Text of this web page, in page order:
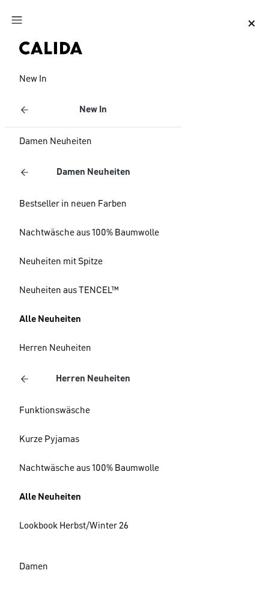
Zum Hauptinhalt springen
New In
New In
Damen Neuheiten
Damen Neuheiten
Bestseller in neuen Farben
Nachtwäsche aus 100% Baumwolle
Neuheiten mit Spitze
Neuheiten aus TENCEL™
Alle Neuheiten
Herren Neuheiten
Herren Neuheiten
Funktionswäsche
Kurze Pyjamas
Nachtwäsche aus 100% Baumwolle
Alle Neuheiten
Lookbook Herbst/Winter 26
Damen